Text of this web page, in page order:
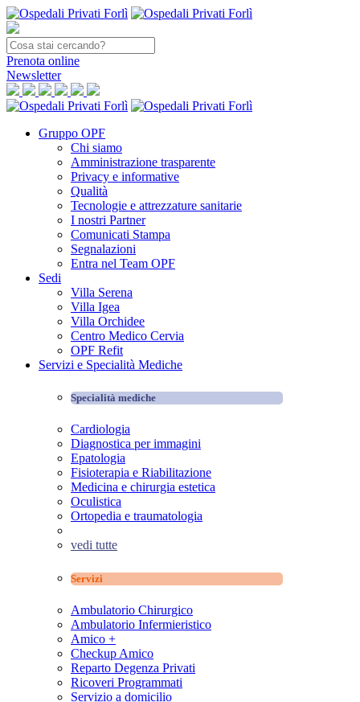
Prenota online
Newsletter
Gruppo OPF
Chi siamo
Amministrazione trasparente
Privacy e informative
Qualità
Tecnologie e attrezzature sanitarie
I nostri Partner
Comunicati Stampa
Segnalazioni
Entra nel Team OPF
Sedi
Villa Serena
Villa Igea
Villa Orchidee
Centro Medico Cervia
OPF Refit
Servizi e Specialità Mediche
Specialità mediche
Cardiologia
Diagnostica per immagini
Epatologia
Fisioterapia e Riabilitazione
Medicina e chirurgia estetica
Oculistica
Ortopedia e traumatologia
vedi tutte
Servizi
Ambulatorio Chirurgico
Ambulatorio Infermieristico
Amico +
Checkup Amico
Reparto Degenza Privati
Ricoveri Programmati
Servizio a domicilio